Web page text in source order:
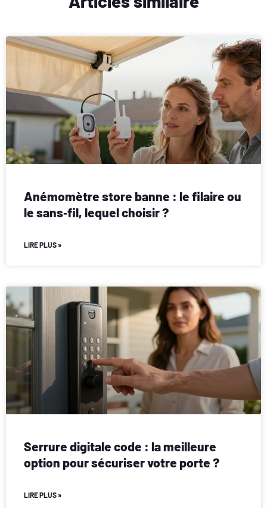
Anémomètre store banne : le filaire ou
le sans‑fil, lequel choisir ?
LIRE PLUS »
Serrure digitale code : la meilleure
option pour sécuriser votre porte ?
LIRE PLUS »